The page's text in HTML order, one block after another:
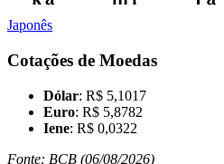
Japonês
Cotações de Moedas
Dólar: R$ 5,1017
Euro: R$ 5,8782
Iene: R$ 0,0322
Fonte: BCB (06/08/2026)